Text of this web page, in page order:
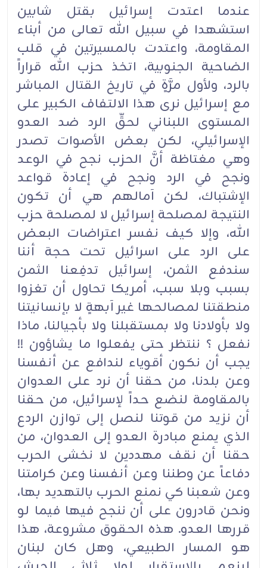
عندما اعتدت إسرائيل بقتل شابين
استشهدا في سبيل الله تعالى من أبناء
المقاومة، واعتدت بالمسيرتين في قلب
الضاحية الجنوبية، اتخذ حزب الله قراراً
بالرد، ولأول مرَّةٍ في تاريخ القتال المباشر
مع إسرائيل نرى هذا الالتفاف الكبير على
المستوى اللبناني لحقِّ الرد ضد العدو
الإسرائيلي، لكن بعض الأصوات تصدر
وهي مغتاظة أنَّ الحزب نجح في الوعد
ونجح في الرد ونجح في إعادة قواعد
الإشتباك، لكن آمالهم هي أن تكون
النتيجة لمصلحة إسرائيل لا لمصلحة حزب
الله، وإلا كيف نفسر اعتراضات البعض
على الرد على اسرائيل تحت حجة أننا
سندفع الثمن، إسرائيل تدفِعنا الثمن
بسبب وبلا سبب، أمريكا تحاول أن تغزوا
منطقتنا لمصالحها غير آبهةٍ لا بإنسانيتنا
ولا بأولادنا ولا بمستقبلنا ولا بأجيالنا، ماذا
نفعل ؟ ننتظر حتى يفعلوا ما يشاؤون !!
يجب أن نكون أقوياء لندافع عن أنفسنا
وعن بلدنا، من حقنا أن نرد على العدوان
بالمقاومة لنضع حداً لإسرائيل، من حقنا
أن نزيد من قوتنا لنصل إلى توازن الردع
الذي يمنع مبادرة العدو إلى العدوان، من
حقنا أن نقف مهددين لا نخشى الحرب
دفاعاً عن وطننا وعن أنفسنا وعن كرامتنا
وعن شعبنا كي نمنع الحرب بالتهديد بها،
ونحن قادرون على أن ننجح فيها فيما لو
قررها العدو. هذه الحقوق مشروعة، هذا
هو المسار الطبيعي، وهل كان لبنان